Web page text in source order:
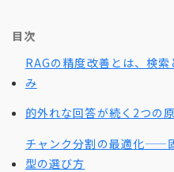
目次
RAGの精度改善とは、検
み
的外れな回答が続く2つ
チャンク分割の最適化——
型の選び方